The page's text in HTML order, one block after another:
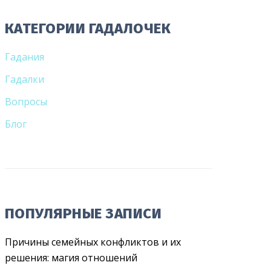
КАТЕГОРИИ ГАДАЛОЧЕК
Гадания
Гадалки
Вопросы
Блог
ПОПУЛЯРНЫЕ ЗАПИСИ
Причины семейных конфликтов и их
решения: магия отношений